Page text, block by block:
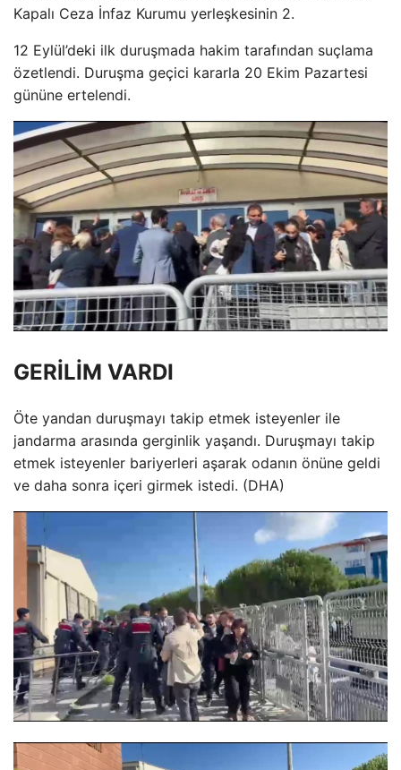
Kapalı Ceza İnfaz Kurumu yerleşkesinin 2.
12 Eylül’deki ilk duruşmada hakim tarafından suçlama
özetlendi. Duruşma geçici kararla 20 Ekim Pazartesi
gününe ertelendi.
GERİLİM VARDI
Öte yandan duruşmayı takip etmek isteyenler ile
jandarma arasında gerginlik yaşandı. Duruşmayı takip
etmek isteyenler bariyerleri aşarak odanın önüne geldi
ve daha sonra içeri girmek istedi. (DHA)